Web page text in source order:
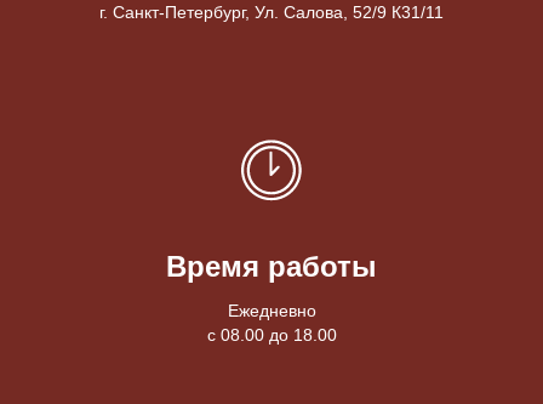
г. Санкт-Петербург, Ул. Салова, 52/9 К31/11
Время работы
Ежедневно
с 08.00 до 18.00